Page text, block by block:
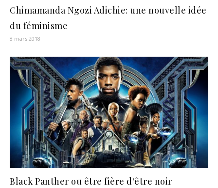
Chimamanda Ngozi Adichie: une nouvelle idée
du féminisme
8 mars 2018
Black Panther ou être fière d'être noir